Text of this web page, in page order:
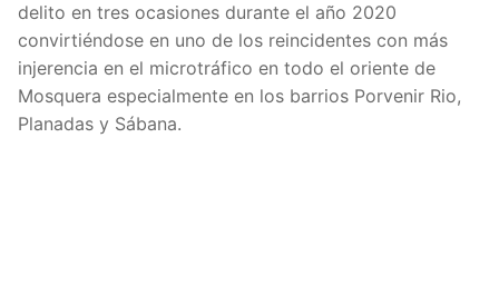
delito en tres ocasiones durante el año 2020
convirtiéndose en uno de los reincidentes con más
injerencia en el microtráfico en todo el oriente de
Mosquera especialmente en los barrios Porvenir Rio,
Planadas y Sábana.